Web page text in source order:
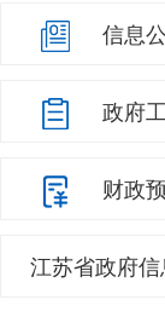
信息
政府
财政
江苏省政府